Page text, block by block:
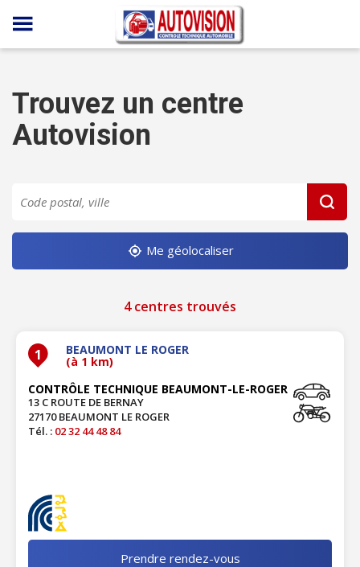
Panneau de gestion des cookies
Trouvez un centre
Autovision
Me géolocaliser
4 centres trouvés
1 BEAUMONT LE ROGER
(à 1 km)
CONTRÔLE TECHNIQUE BEAUMONT-LE-ROGER
13 C ROUTE DE BERNAY
27170 BEAUMONT LE ROGER
Tél. : 02 32 44 48 84
Prendre rendez-vous